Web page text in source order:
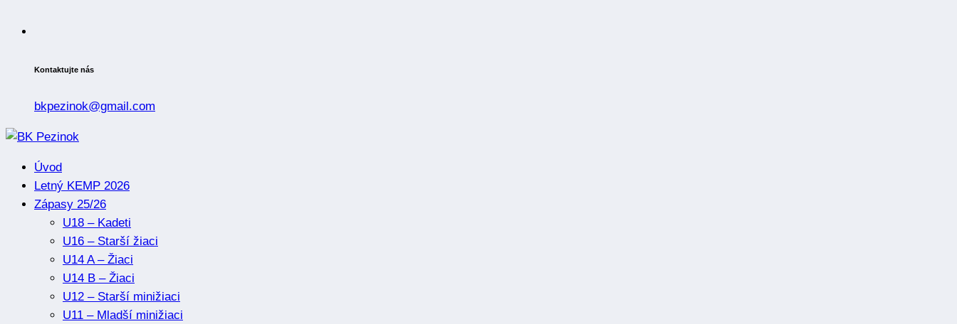
Kontaktujte nás
bkpezinok@gmail.com
Úvod
Letný KEMP 2026
Zápasy 25/26
U18 – Kadeti
U16 – Starší žiaci
U14 A – Žiaci
U14 B – Žiaci
U12 – Starší minižiaci
U11 – Mladší minižiaci